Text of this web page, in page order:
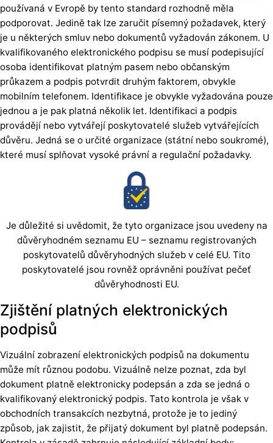
používaná v Evropě by tento standard rozhodně měla
podporovat. Jedině tak lze zaručit písemný požadavek, který
je u některých smluv nebo dokumentů vyžadován zákonem. U
kvalifikovaného elektronického podpisu se musí podepisující
osoba identifikovat platným pasem nebo občanským
průkazem a podpis potvrdit druhým faktorem, obvykle
mobilním telefonem. Identifikace je obvykle vyžadována pouze
jednou a je pak platná několik let. Identifikaci a podpis
provádějí nebo vytvářejí poskytovatelé služeb vytvářejících
důvěru. Jedná se o určité organizace (státní nebo soukromé),
které musí splňovat vysoké právní a regulační požadavky.
Je důležité si uvědomit, že tyto organizace jsou uvedeny na
důvěryhodném seznamu EU – seznamu registrovaných
poskytovatelů důvěryhodných služeb v celé EU. Tito
poskytovatelé jsou rovněž oprávněni používat pečeť
důvěryhodnosti EU.
Zjištění platných elektronických
podpisů
Vizuální zobrazení elektronických podpisů na dokumentu
může mít různou podobu. Vizuálně nelze poznat, zda byl
dokument platně elektronicky podepsán a zda se jedná o
kvalifikovaný elektronický podpis. Tato kontrola je však v
obchodních transakcích nezbytná, protože je to jediný
způsob, jak zajistit, že přijatý dokument byl platně podepsán.